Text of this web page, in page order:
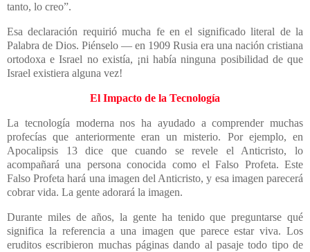
tanto, lo creo”.
Esa declaración requirió mucha fe en el significado literal de la
Palabra de Dios. Piénselo — en 1909 Rusia era una nación cristiana
ortodoxa e Israel no existía, ¡ni había ninguna posibilidad de que
Israel existiera alguna vez!
El Impacto de la Tecnología
La tecnología moderna nos ha ayudado a comprender muchas
profecías que anteriormente eran un misterio. Por ejemplo, en
Apocalipsis 13 dice que cuando se revele el Anticristo, lo
acompañará una persona conocida como el Falso Profeta. Este
Falso Profeta hará una imagen del Anticristo, y esa imagen parecerá
cobrar vida. La gente adorará la imagen.
Durante miles de años, la gente ha tenido que preguntarse qué
significa la referencia a una imagen que parece estar viva. Los
eruditos escribieron muchas páginas dando al pasaje todo tipo de